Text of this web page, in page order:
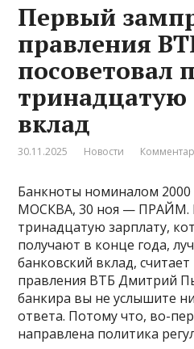
Первый
правления
посоветовал
тринадцатую
вклад
30.11.2025 Новости
Банкноты номиналом 2000
МОСКВА, 30 ноя — ПРАЙМ.
тринадцатую зарплату,
получают в конце года,
банковский вклад,
правления ВТБ Дмитрий
банкира вы не услышите
ответа. Потому что, во-
направлена политика